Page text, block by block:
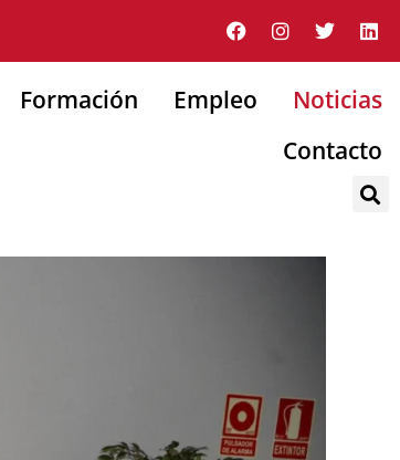
Formación Empleo
Noticias
Contacto